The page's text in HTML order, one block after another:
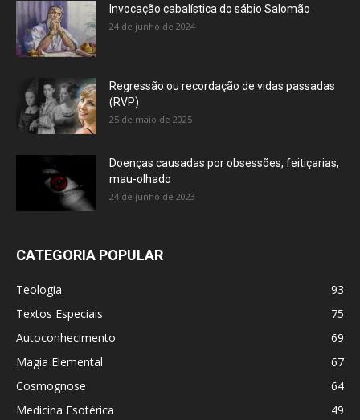
Invocação cabalística do sábio Salomão
24 de junho de 2024
Regressão ou recordação de vidas passadas
(RVP)
25 de maio de 2025
Doenças causadas por obsessões, feitiçarias,
mau-olhado
24 de junho de 2023
CATEGORIA POPULAR
Teologia
93
Textos Especiais
75
Autoconhecimento
69
Magia Elemental
67
Cosmognose
64
Medicina Esotérica
49